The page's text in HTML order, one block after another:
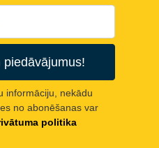
piedāvājumus!
informāciju, nekādu
no abonēšanas var
politika